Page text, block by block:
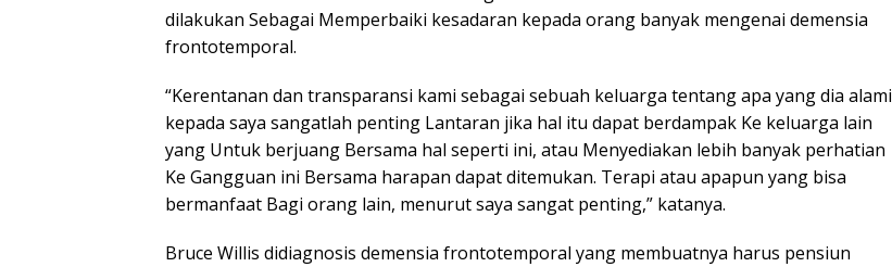
dilakukan Sebagai Memperbaiki kesadaran kepada orang banyak mengenai demensia
frontotemporal.
“Kerentanan dan transparansi kami sebagai sebuah keluarga tentang apa yang dia alami
kepada saya sangatlah penting Lantaran jika hal itu dapat berdampak Ke keluarga lain
yang Untuk berjuang Bersama hal seperti ini, atau Menyediakan lebih banyak perhatian
Ke Gangguan ini Bersama harapan dapat ditemukan. Terapi atau apapun yang bisa
bermanfaat Bagi orang lain, menurut saya sangat penting,” katanya.
Bruce Willis didiagnosis demensia frontotemporal yang membuatnya harus pensiun